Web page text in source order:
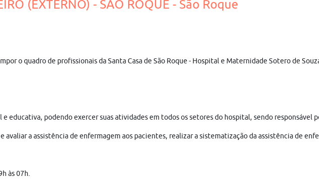
(EXTERNO) - SÃO ROQUE - São Roque
o quadro de profissionais da Santa Casa de São Roque - Hospital e Maternidade Sotero de
educativa, podendo exercer suas atividades em todos os setores do hospital, sendo
avaliar a assistência de enfermagem aos pacientes, realizar a sistematização da assistência
às 07h.